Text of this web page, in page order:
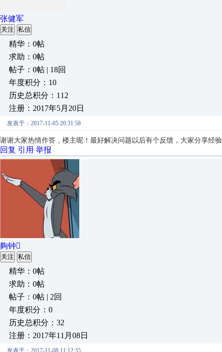
张健军
关注 私信
精华：0帖
求助：0帖
帖子：0帖 | 18回
年度积分：10
历史总积分：112
注册：2017年5月20日
发表于：2017-11-05 20:31:58
谢谢大家热情作答，楼主呢！最好解决问题以后有个反馈，大家分享经验
回复 引用 举报
夠钟
关注 私信
精华：0帖
求助：0帖
帖子：0帖 | 2回
年度积分：0
历史总积分：32
注册：2017年11月08日
发表于：2017-11-08 11:12:35